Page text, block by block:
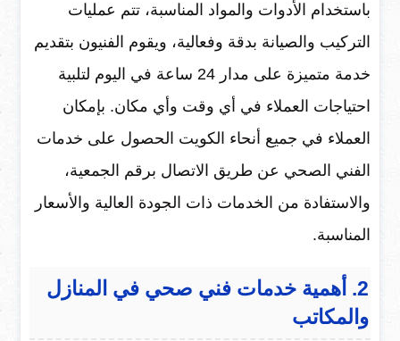
باستخدام الأدوات والمواد المناسبة، تتم عمليات
التركيب والصيانة بدقة وفعالية، ويقوم الفنيون بتقديم
خدمة متميزة على مدار 24 ساعة في اليوم لتلبية
احتياجات العملاء في أي وقت وأي مكان. بإمكان
العملاء في جميع أنحاء الكويت الحصول على خدمات
الفني الصحي عن طريق الاتصال برقم الجمعية،
والاستفادة من الخدمات ذات الجودة العالية والأسعار
المناسبة.
2. أهمية خدمات فني صحي في المنازل
والمكاتب